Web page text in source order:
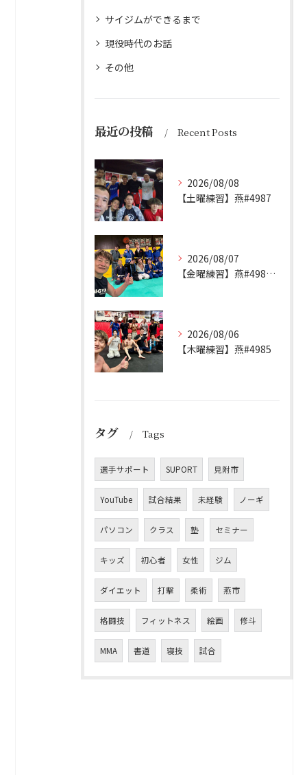
サイジムができるまで
現役時代のお話
その他
最近の投稿 Recent Posts
2026/08/08
【土曜練習】燕#4987
2026/08/07
【金曜練習】燕#4986見附#493
2026/08/06
【木曜練習】燕#4985
タグ Tags
選手サポート SUPORT 見附市
YouTube 試合結果 未経験 ノーギ
パソコン クラス 塾 セミナー
キッズ 初心者 女性 ジム
ダイエット 打撃 柔術 燕市
格闘技 フィットネス 絵画 修斗
MMA 書道 寝技 試合